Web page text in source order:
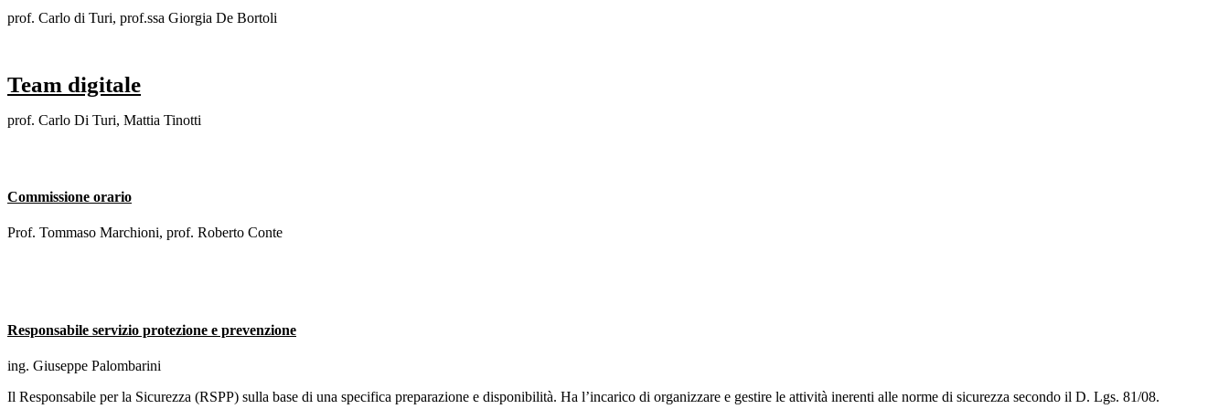
prof. Carlo di Turi, prof.ssa Giorgia De Bortoli
Team digitale
prof. Carlo Di Turi, Mattia Tinotti
Commissione orario
Prof. Tommaso Marchioni, prof. Roberto Conte
Responsabile servizio protezione e prevenzione
ing. Giuseppe Palombarini
Il Responsabile per la Sicurezza (RSPP) sulla base di una specifica preparazione e disponibilità. Ha l’incarico di organizzare e gestire le attività inerenti alle norme di sicurezza secondo il D. Lgs. 81/08.